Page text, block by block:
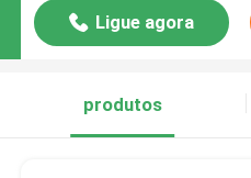
Ligue agora
produtos